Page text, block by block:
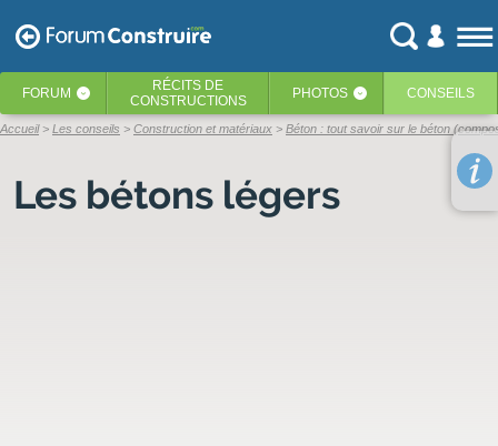
FORUM ‹ RÉCITS DE
CONSTRUCTIONS
PHOTOS ‹ CONSEILS
Accueil Les conseils Construction et matériaux Béton : tout savoir sur le béton
Les bétons légers